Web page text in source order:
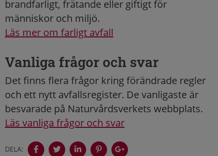
brandfarligt, frätande eller giftigt för
människor och miljö.
Läs mer om farligt avfall
Vanliga frågor och svar
Det finns flera frågor kring förändrade regler
och ett nytt avfallsregister. De vanligaste är
besvarade på Naturvårdsverkets webbplats.
Läs vanliga frågor och svar
DELA: